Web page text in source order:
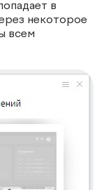
в
некоторое
всем